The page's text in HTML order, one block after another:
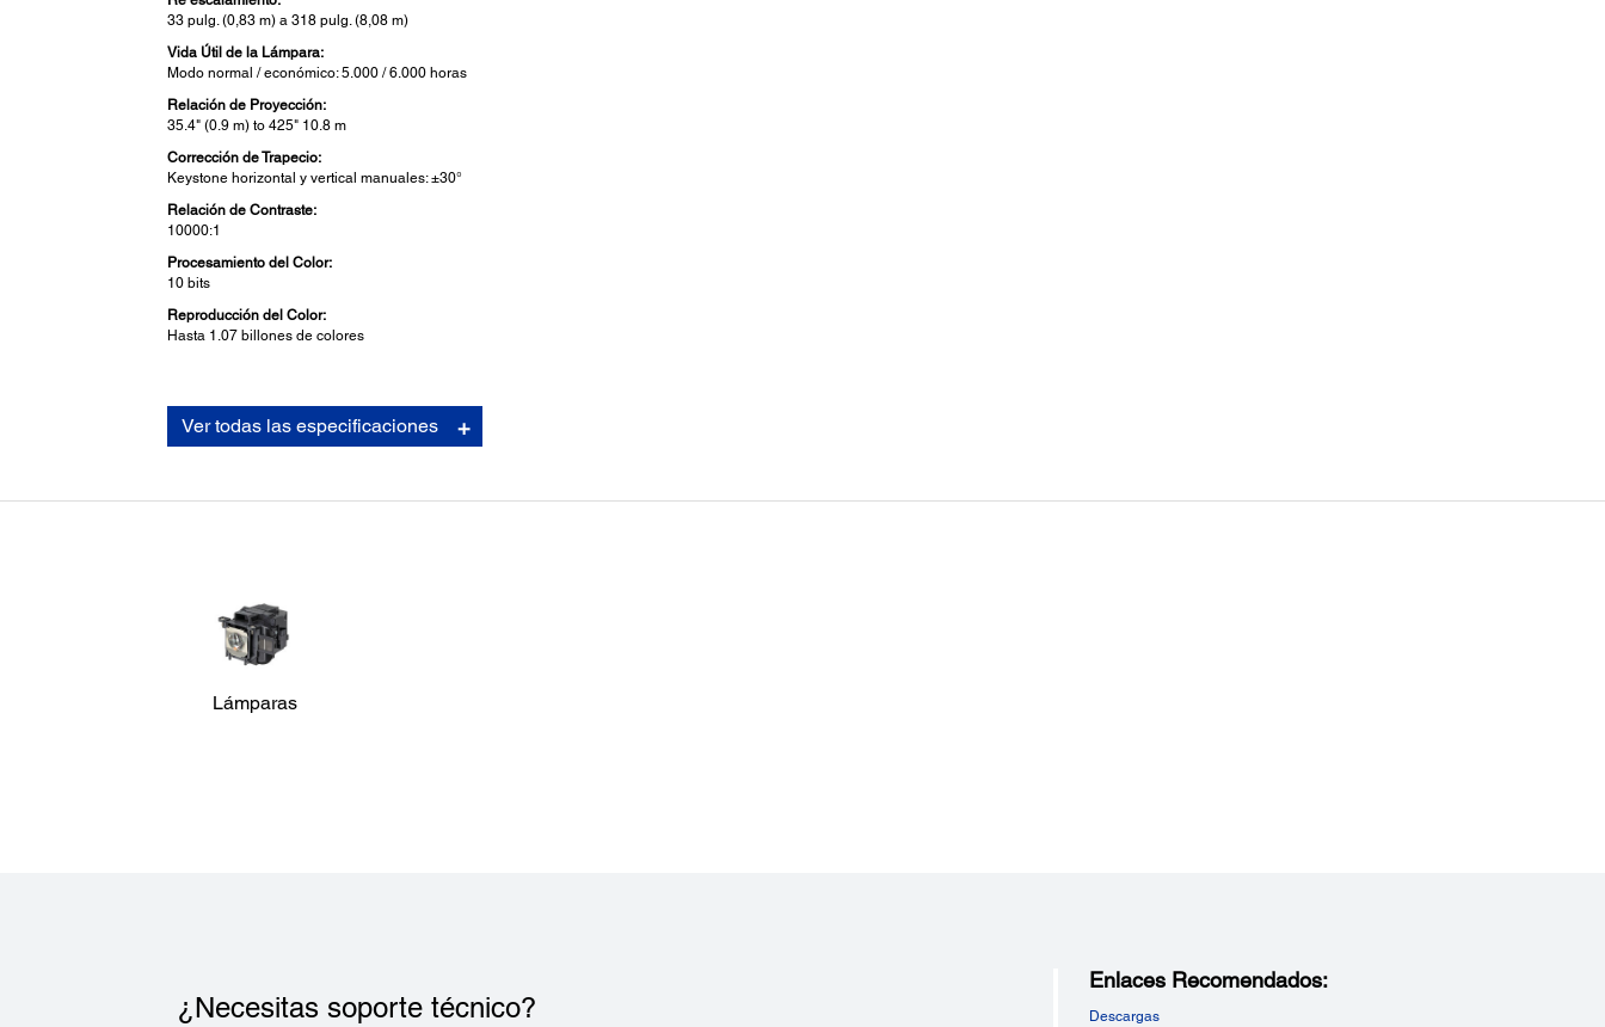
33 pulg. (0,83 m) a 318 pulg. (8,08 m)
Vida Útil de la Lámpara:
Modo normal / económico: 5.000 / 6.000 horas
Relación de Proyección:
35.4" (0.9 m) to 425" 10.8 m
Corrección de Trapecio:
Keystone horizontal y vertical manuales: ±30°
Relación de Contraste:
10000:1
Procesamiento del Color:
10 bits
Reproducción del Color:
Hasta 1.07 billones de colores
Ver todas las especificaciones
Lámparas
¿Necesitas soporte técnico?
Enlaces Recomendados:
Descargas